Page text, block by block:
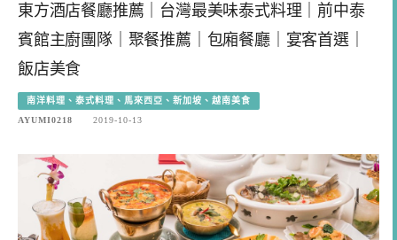
東方酒店餐廳推薦｜台灣最美味泰式料理｜前中泰
賓館主廚團隊｜聚餐推薦｜包廂餐廳｜宴客首選｜
飯店美食
南洋料理、泰式料理、馬來西亞、新加坡、越南美食
AYUMI0218
2019-10-13